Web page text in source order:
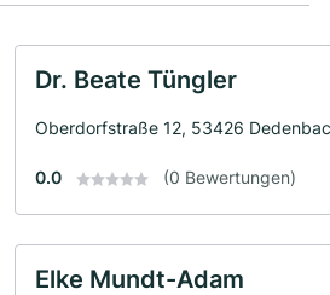
Dr. Beate Tüngler
Oberdorfstraße 12, 53426
0.0 (0 Bewertungen)
Elke Mundt-Adam